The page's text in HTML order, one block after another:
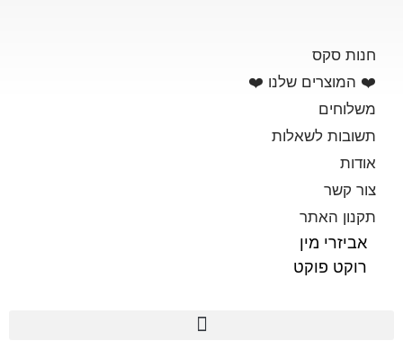
חנות סקס
❤️ המוצרים שלנו ❤️
משלוחים
תשובות לשאלות
אודות
צור קשר
תקנון האתר
אביזרי מין
רוקט פוקט